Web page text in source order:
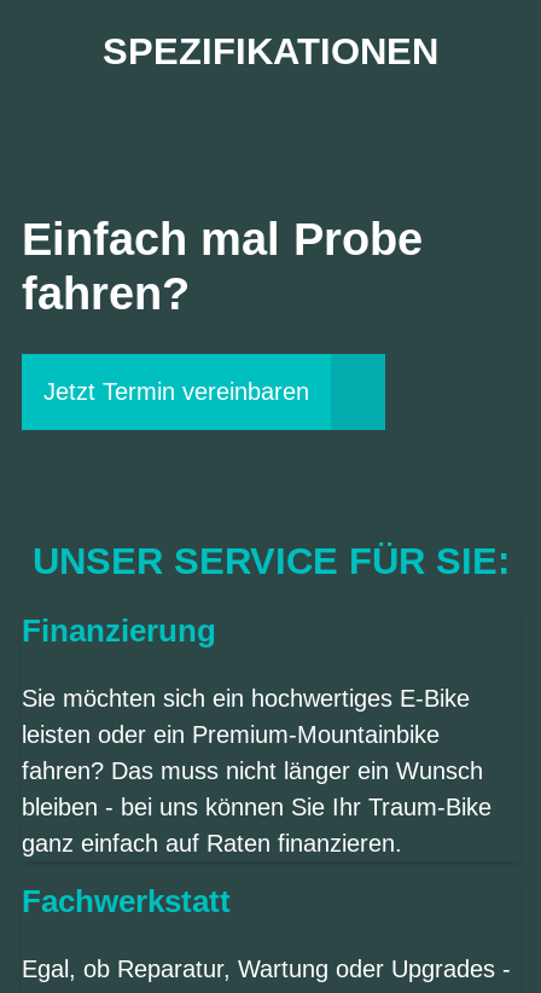
SPEZIFIKATIONEN
Einfach mal Probe
fahren?
Jetzt Termin vereinbaren
UNSER SERVICE FÜR SIE:
Finanzierung
Sie möchten sich ein hochwertiges E-Bike
leisten oder ein Premium-Mountainbike
fahren? Das muss nicht länger ein Wunsch
bleiben - bei uns können Sie Ihr Traum-Bike
ganz einfach auf Raten finanzieren.
Fachwerkstatt
Egal, ob Reparatur, Wartung oder Upgrades -